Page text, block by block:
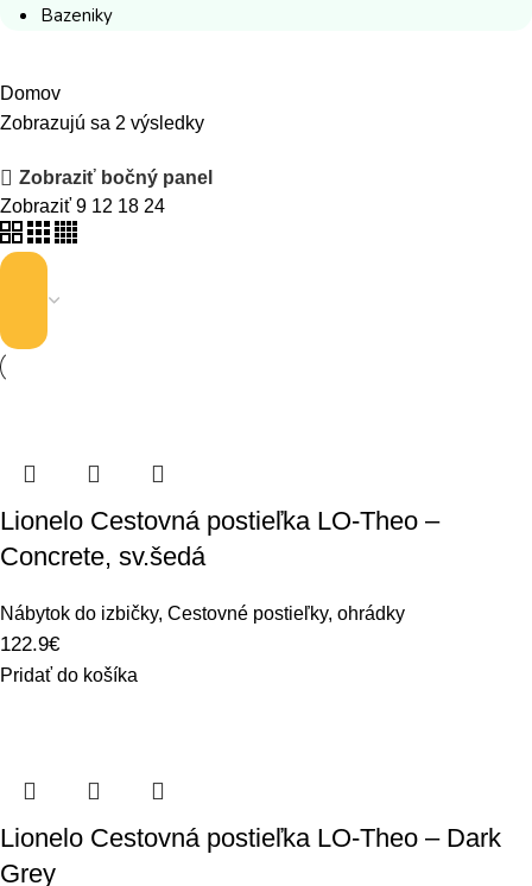
Bazeniky
Domov
Zobrazujú sa 2 výsledky
Zobraziť bočný panel
Zobraziť 9 12 18 24
Lionelo Cestovná postieľka LO-Theo –
Concrete, sv.šedá
Nábytok do izbičky, Cestovné postieľky, ohrádky
122.9€
Pridať do košíka
Lionelo Cestovná postieľka LO-Theo – Dark
Grey